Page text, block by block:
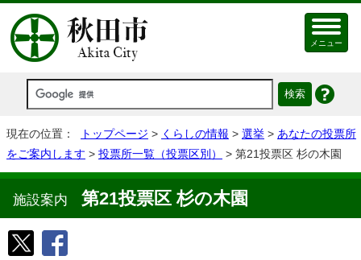
メニュー
現在の位置： トップページ > くらしの情報 > 選挙 > あなたの投票所
をご案内します > 投票所一覧（投票区別） > 第21投票区 杉の木園
施設案内 第21投票区 杉の木園